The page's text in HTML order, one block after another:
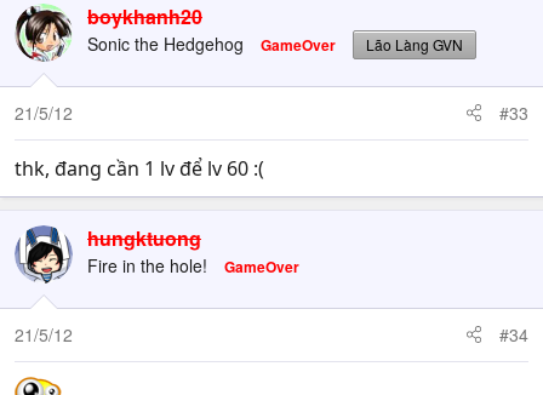
Chọn nhiệm vụHEART OF SIN ởACT IIIrồi chọn
KILL AZMODAN
The Core
of Arreat
Cứ chạy theo hướng mũi tên trên bản đồ đến hang
không đánh càng tốt vì cũng không được bao
nhiêu
ThịtAZMODANnhanh nhất có thể , sau đó skip
mọi loại movie lằng nhằng tốn nước mắt , và bạn
có 44800 exp cùng ít tiền lẻ .
boykhanh20
Sonic the Hedgehog GameOver Lão Làng GVN
21/5/12 #33
thk, đang cần 1 lv để lv 60 :(
hungktuong
Fire in the hole! GameOver
21/5/12 #34